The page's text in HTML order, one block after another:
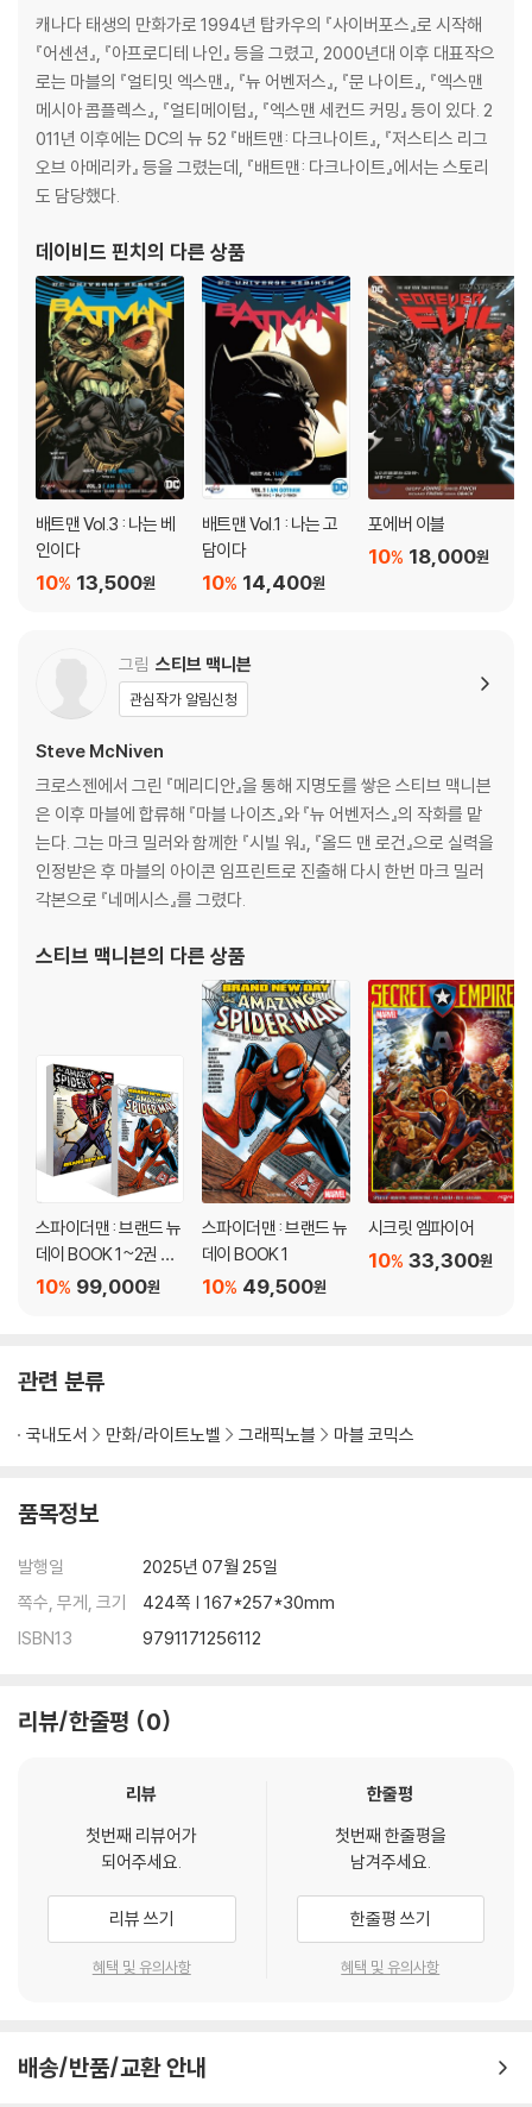
캐나다 태생의 만화가로 1994년 탑카우의 『사이버포스』로 시작해
『어센션』, 『아프로디테 나인』 등을 그렸고, 2000년대 이후 대표작으
로는 마블의 『얼티밋 엑스맨』, 『뉴 어벤저스』, 『문 나이트』, 『엑스맨
메시아 콤플렉스』, 『얼티메이텀』, 『엑스맨 세컨드 커밍』 등이 있다. 2
011년 이후에는 DC의 뉴 52 『배트맨: 다크나이트』, 『저스티스 리그
오브 아메리카』 등을 그렸는데, 『배트맨: 다크나이트』에서는 스토리
도 담당했다.
데이비드 핀치 의 다른 상품
배트맨 Vol.3 : 나는 베
인이다
13,500원
10%
배트맨 Vol.1 : 나는 고
담이다
14,400원
10%
포에버 이블
18,000원
10%
그림 스티브 맥니븐
관심작가 알림신청
Steve McNiven
크로스젠에서 그린 『메리디안』을 통해 지명도를 쌓은 스티브 맥니븐
은 이후 마블에 합류해 『마블 나이츠』와 『뉴 어벤저스』의 작화를 맡
는다. 그는 마크 밀러와 함께한 『시빌 워』, 『올드 맨 로건』으로 실력을
인정받은 후 마블의 아이콘 임프린트로 진출해 다시 한번 마크 밀러
각본으로 『네메시스』를 그렸다.
스티브 맥니븐의 다른 상품
스파이더맨 : 브랜드 뉴
데이 BOOK 1~2권 세
트
99,000원
10%
스파이더맨 : 브랜드 뉴
데이 BOOK 1
49,500원
10%
시크릿 엠파이어
33,300원
10%
관련 분류
국내도서 만화/라이트노벨 그래픽노블 마블 코믹스
품목정보
발행일
2025년 07월 25일
쪽수, 무게, 크기
424쪽 | 167*257*30mm
ISBN13
9791171256112
리뷰/한줄평 0
리뷰
첫번째 리뷰어가
되어주세요.
리뷰 쓰기
혜택 및 유의사항
한줄평
첫번째 한줄평을
남겨주세요.
한줄평 쓰기
혜택 및 유의사항
배송/반품/교환 안내